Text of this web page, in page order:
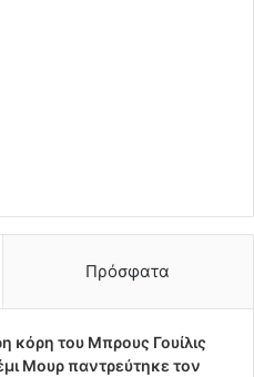
Πρόσφατα
κόρη του Μπρους Γουίλις
Μουρ παντρεύτηκε τον